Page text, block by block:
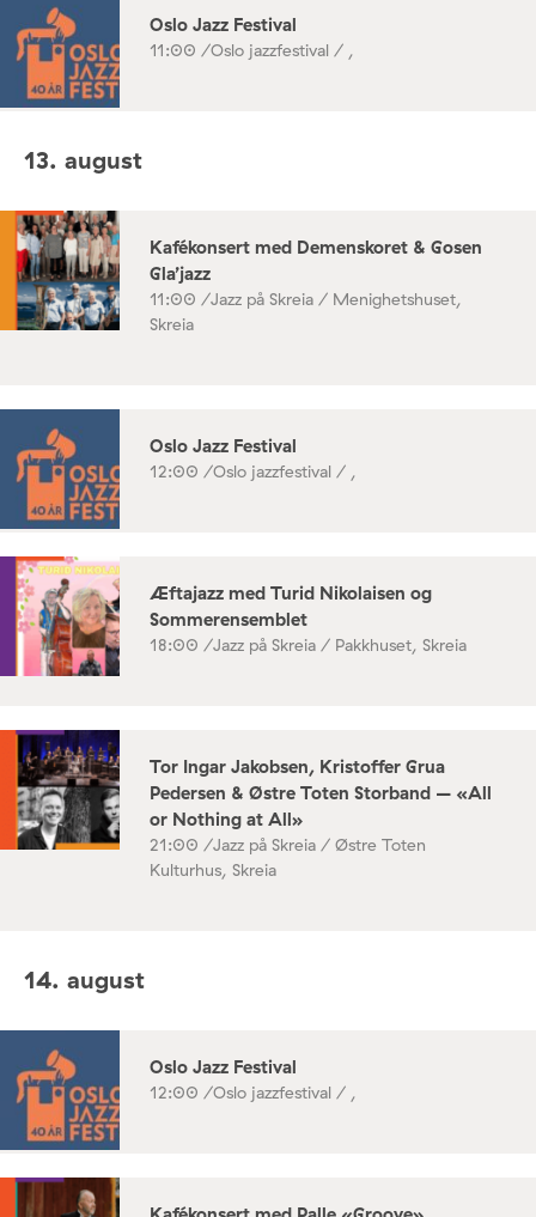
Oslo Jazz Festival
11:00 /Oslo jazzfestival / ,
13. august
Kafékonsert med Demenskoret & Gosen
Gla’jazz
11:00 /Jazz på Skreia / Menighetshuset,
Skreia
Oslo Jazz Festival
12:00 /Oslo jazzfestival / ,
Æftajazz med Turid Nikolaisen og
Sommerensemblet
18:00 /Jazz på Skreia / Pakkhuset, Skreia
Tor Ingar Jakobsen, Kristoffer Grua
Pedersen & Østre Toten Storband – «All
or Nothing at All»
21:00 /Jazz på Skreia / Østre Toten
Kulturhus, Skreia
14. august
Oslo Jazz Festival
12:00 /Oslo jazzfestival / ,